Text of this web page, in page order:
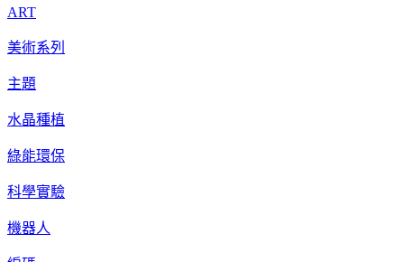
ART
美術系列
主題
水晶種植
綠能環保
科學實驗
機器人